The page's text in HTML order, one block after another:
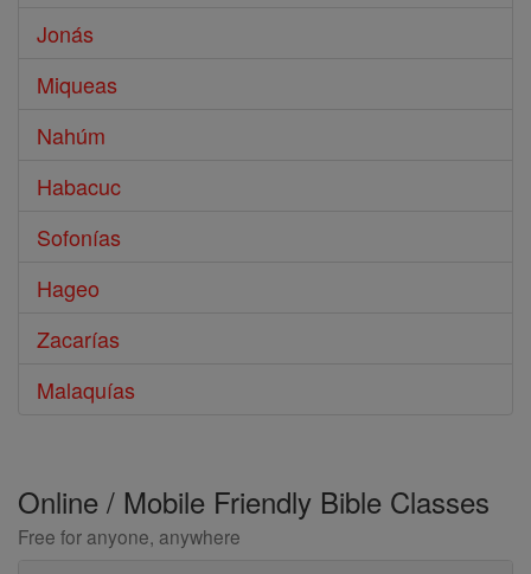
Jonás
Miqueas
Nahúm
Habacuc
Sofonías
Hageo
Zacarías
Malaquías
Online / Mobile Friendly Bible Classes
Free for anyone, anywhere